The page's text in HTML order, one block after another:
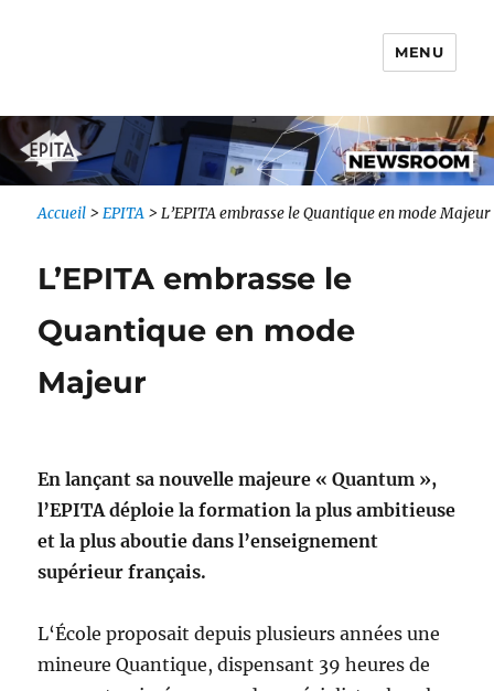
MENU
Accueil >EPITA >L’EPITA embrasse le Quantique en mode Majeur
L’EPITA embrasse le
Quantique en mode
Majeur
En lançant sa nouvelle majeure « Quantum »,
l’EPITA déploie la formation la plus ambitieuse
et la plus aboutie dans l’enseignement
supérieur français.
L‘École proposait depuis plusieurs années une
mineure Quantique, dispensant 39 heures de